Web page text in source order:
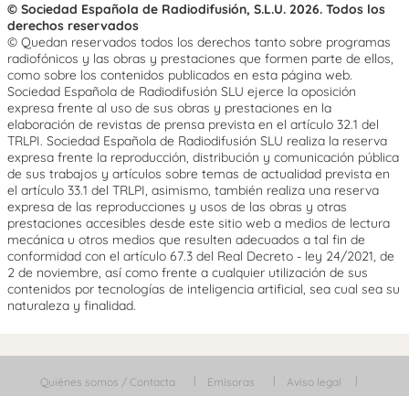
© Sociedad Española de Radiodifusión, S.L.U. 2026. Todos los
derechos reservados
© Quedan reservados todos los derechos tanto sobre programas
radiofónicos y las obras y prestaciones que formen parte de ellos,
como sobre los contenidos publicados en esta página web.
Sociedad Española de Radiodifusión SLU ejerce la oposición
expresa frente al uso de sus obras y prestaciones en la
elaboración de revistas de prensa prevista en el artículo 32.1 del
TRLPI. Sociedad Española de Radiodifusión SLU realiza la reserva
expresa frente la reproducción, distribución y comunicación pública
de sus trabajos y artículos sobre temas de actualidad prevista en
el artículo 33.1 del TRLPI, asimismo, también realiza una reserva
expresa de las reproducciones y usos de las obras y otras
prestaciones accesibles desde este sitio web a medios de lectura
mecánica u otros medios que resulten adecuados a tal fin de
conformidad con el artículo 67.3 del Real Decreto - ley 24/2021, de
2 de noviembre, así como frente a cualquier utilización de sus
contenidos por tecnologías de inteligencia artificial, sea cual sea su
naturaleza y finalidad.
Quiénes somos / Contacta Emisoras
Aviso legal